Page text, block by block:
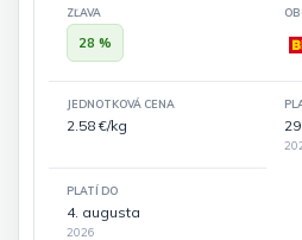
ZĽAVA
28 %
JEDNOTKOVÁ CENA
2.58 €/kg
PLATÍ DO
4. augusta
2026